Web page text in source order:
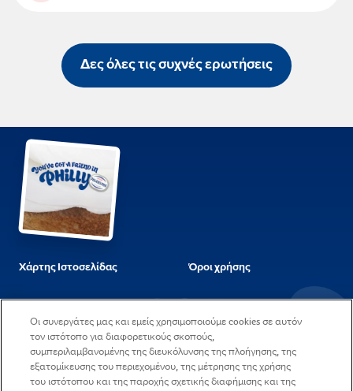
Δες όλες τις συχνές ερωτήσεις
Χάρτης Ιστοσελίδας
Η πολιτική μας για τα
Όροι χρήσης
διεύθυνση
Επικοινωνήστε μαζί μας
Οι συνεργάτες μας και εμείς χρησιμοποιούμε cookies σε αυτόν
τον ιστότοπο για διαφορετικούς σκοπούς,
συμπεριλαμβανομένης της διευκόλυνσης της πλοήγησης, της
εξατομίκευσης του περιεχομένου, της μέτρησης της χρήσης
του ιστότοπου και της παροχής σχετικής διαφήμισης και της